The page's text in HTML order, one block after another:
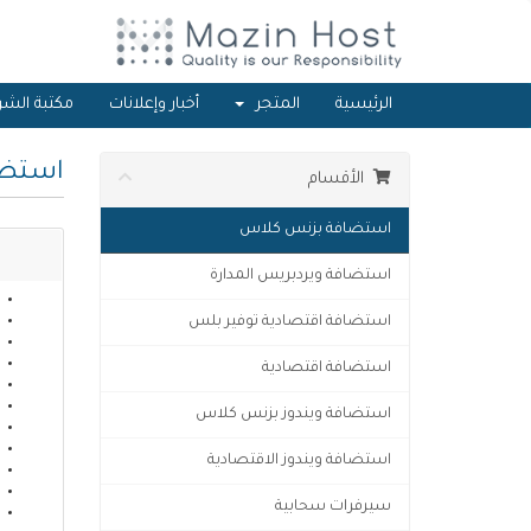
الرئيسية المتجر أخبار وإعلانات مكتبة
الأقسام
استضافة بزنس كلاس
استضافة ويردبريس المدارة
استضافة اقتصادية توفير بلس
استضافة اقتصادية
استضافة ويندوز بزنس كلاس
استضافة ويندوز الاقتصادية
سيرفرات سحابية